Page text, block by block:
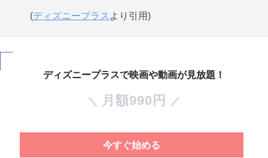
(ディズニープラス より引用)
ディズニープラスで映画や動画が見放題！
月額990円
今すぐ始める